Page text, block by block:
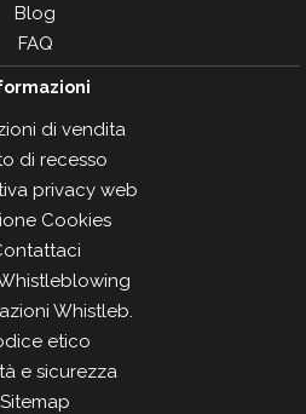
Blog
FAQ
di vendita
di recesso
privacy web
Cookies
Whistleb.
etico
e sicurezza
Sitemap